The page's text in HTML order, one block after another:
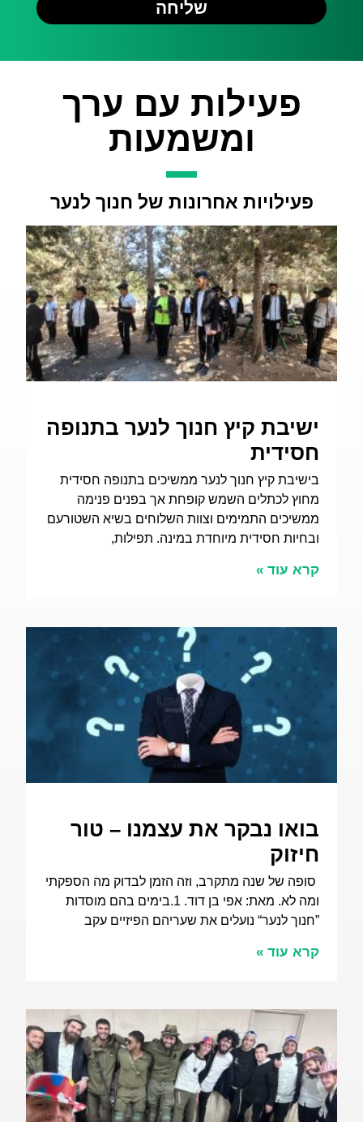
שליחה
פעילות עם ערך
ומשמעות
פעילויות אחרונות של חנוך לנער
ישיבת קיץ חנוך לנער בתנופה
חסידית
בישיבת קיץ חנוך לנער ממשיכים בתנופה חסידית
מחוץ לכתלים השמש קופחת אך בפנים פנימה
ממשיכים התמימים וצוות השלוחים בשיא השטורעם
ובחיות חסידית מיוחדת במינה. תפילות,
קרא עוד »
בואו נבקר את עצמנו – טור
חיזוק
סופה של שנה מתקרב, וזה הזמן לבדוק מה הספקתי
ומה לא. מאת: אפי בן דוד. 1.בימים בהם מוסדות
”חנוך לנער“ נועלים את שעריהם הפיזיים עקב
קרא עוד »